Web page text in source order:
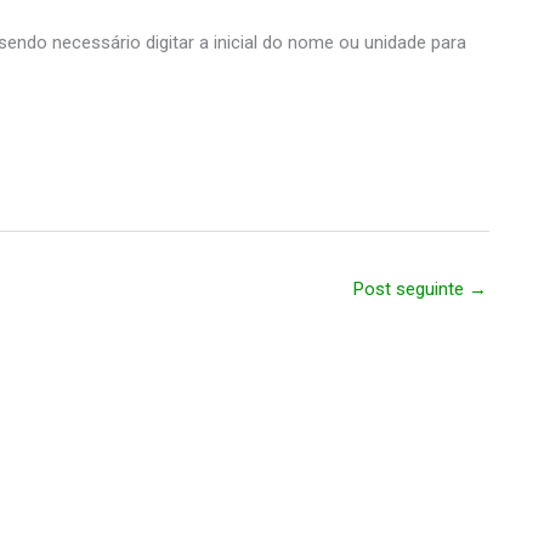
necessário digitar a inicial do nome ou unidade para
Post seguinte →